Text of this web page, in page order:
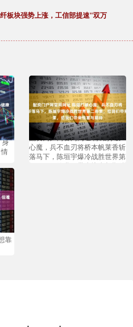
板块强势上涨，工信部提速“双万
身
配资门户网官网网址 陈熠打破
心魔，兵不血刃将桥本帆莱香斩
落马下，陈垣宇爆冷战胜世界第
二雨果，给我们带来惊喜与期待
靠